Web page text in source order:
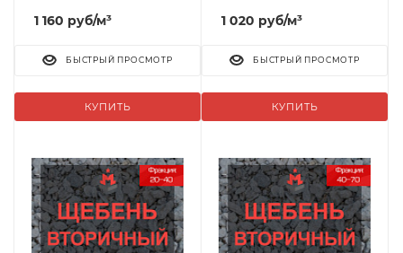
1 160 руб/м³
КУПИТЬ
БЫСТРЫЙ ПРОСМОТР
1 020 руб/м³
КУПИТЬ
БЫСТРЫЙ ПРОСМОТР